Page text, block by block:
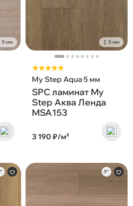
5 мм 5 мм
★★★★★
My Step Aqua 5 мм
SPC ламинат My
Step Аква Ленда
MSA153
3 190 ₽/м²